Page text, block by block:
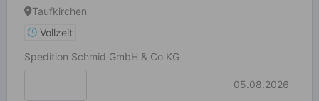
Taufkirchen
Vollzeit
Spedition Schmid GmbH & Co KG
05.08.2026